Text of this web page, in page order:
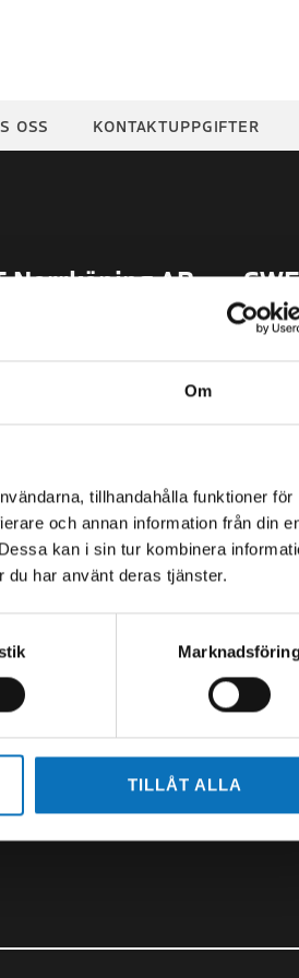
Om
tillhandahålla funktioner för
och annan information från din
kan i sin tur kombinera
du har använt deras tjänster.
TILLÅT ALLA
OSS KONTAKTUPPGIFTER
Norrköping AB
15.45
400
Org.nr
Mån-
+46
21376